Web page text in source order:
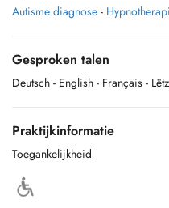
Autisme diagnose -
Gesproken talen
Deutsch - English - Français -
Praktijkinformatie
Toegankelijkheid